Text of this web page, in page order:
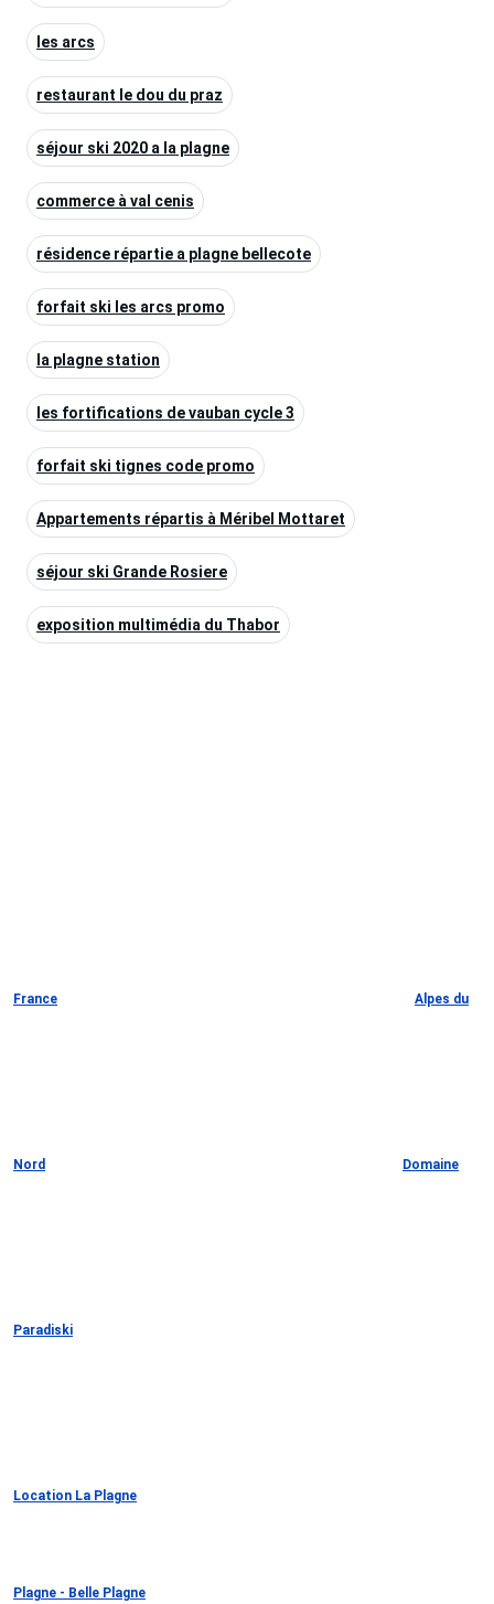
les arcs
restaurant le dou du praz
séjour ski 2020 a la plagne
commerce à val cenis
résidence répartie a plagne bellecote
forfait ski les arcs promo
la plagne station
les fortifications de vauban cycle 3
forfait ski tignes code promo
Appartements répartis à Méribel Mottaret
séjour ski Grande Rosiere
exposition multimédia du Thabor
France Alpes du
Nord Domaine
Paradiski
Location La Plagne
Plagne - Belle Plagne